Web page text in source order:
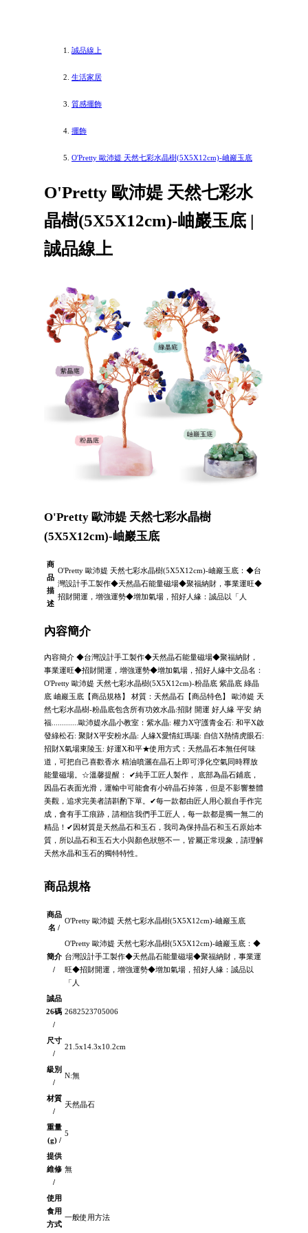
誠品線上
生活家居
質感擺飾
擺飾
O'Pretty 歐沛媞 天然七彩水晶樹(5X5X12cm)-岫巖玉底
O'Pretty 歐沛媞 天然七彩水
晶樹(5X5X12cm)-岫巖玉底 |
誠品線上
O'Pretty 歐沛媞 天然七彩水晶樹
(5X5X12cm)-岫巖玉底
商
品
描
述
O'Pretty 歐沛媞 天然七彩水晶樹(5X5X12cm)-岫巖玉底：◆台
灣設計手工製作◆天然晶石能量磁場◆聚福納財，事業運旺◆
招財開運，增強運勢◆增加氣場，招好人緣：誠品以「人
內容簡介
內容簡介 ◆台灣設計手工製作◆天然晶石能量磁場◆聚福納財，
事業運旺◆招財開運，增強運勢◆增加氣場，招好人緣中文品名：
O'Pretty 歐沛媞 天然七彩水晶樹(5X5X12cm)-粉晶底 紫晶底 綠晶
底 岫巖玉底【商品規格】 材質：天然晶石【商品特色】 歐沛媞 天
然七彩水晶樹-粉晶底包含所有功效水晶:招財 開運 好人緣 平安 納
福.............歐沛媞水晶小教室：紫水晶: 權力X守護青金石: 和平X啟
發綠松石: 聚財X平安粉水晶: 人緣X愛情紅瑪瑙: 自信X熱情虎眼石:
招財X氣場東陵玉: 好運X和平★使用方式：天然晶石本無任何味
道，可把自己喜歡香水 精油噴灑在晶石上即可淨化空氣同時釋放
能量磁場。☆溫馨提醒： ✔純手工匠人製作， 底部為晶石鋪底，
因晶石表面光滑，運輸中可能會有小碎晶石掉落，但是不影響整體
美觀，追求完美者請斟酌下單。✔每一款都由匠人用心親自手作完
成，會有手工痕跡，請相信我們手工匠人，每一款都是獨一無二的
精品！✔因材質是天然晶石和玉石，我司為保持晶石和玉石原始本
質，所以晶石和玉石大小與顏色狀態不一，皆屬正常現象，請理解
天然水晶和玉石的獨特特性。
商品規格
商品
名 /
O'Pretty 歐沛媞 天然七彩水晶樹(5X5X12cm)-岫巖玉底
簡介
/
O'Pretty 歐沛媞 天然七彩水晶樹(5X5X12cm)-岫巖玉底：◆
台灣設計手工製作◆天然晶石能量磁場◆聚福納財，事業運
旺◆招財開運，增強運勢◆增加氣場，招好人緣：誠品以
「人
誠品
26碼
/
2682523705006
尺寸
/
21.5x14.3x10.2cm
級別
/
N:無
材質
/
天然晶石
重量
(g) /
5
提供
維修
/
無
使用
食用
方式
一般使用方法